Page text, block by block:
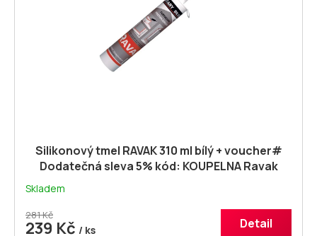
Silikonový tmel RAVAK 310 ml bílý + voucher#
Dodatečná sleva 5% kód: KOUPELNA Ravak
Skladem
281 Kč
239 Kč / ks Detail